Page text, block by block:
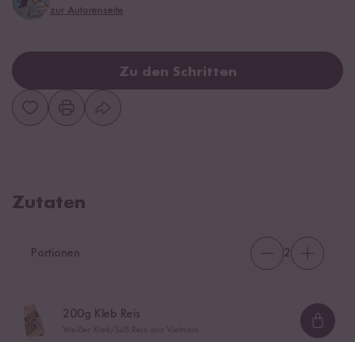
zur Autorenseite
Zu den Schritten
Zutaten
Portionen 2
200g Kleb Reis